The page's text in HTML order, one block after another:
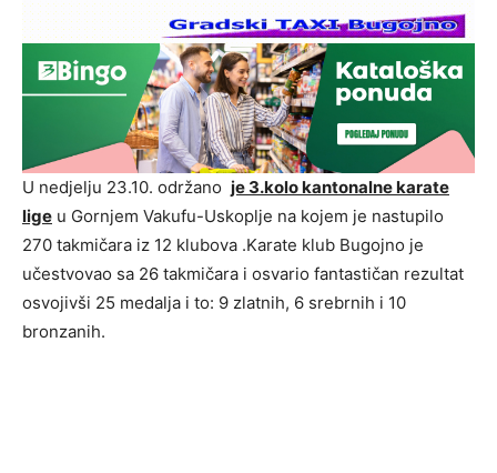
U nedjelju 23.10. održano je 3.kolo kantonalne karate
lige u Gornjem Vakufu-Uskoplje na kojem je nastupilo
270 takmičara iz 12 klubova .Karate klub Bugojno je
učestvovao sa 26 takmičara i osvario fantastičan rezultat
osvojivši 25 medalja i to: 9 zlatnih, 6 srebrnih i 10
bronzanih.